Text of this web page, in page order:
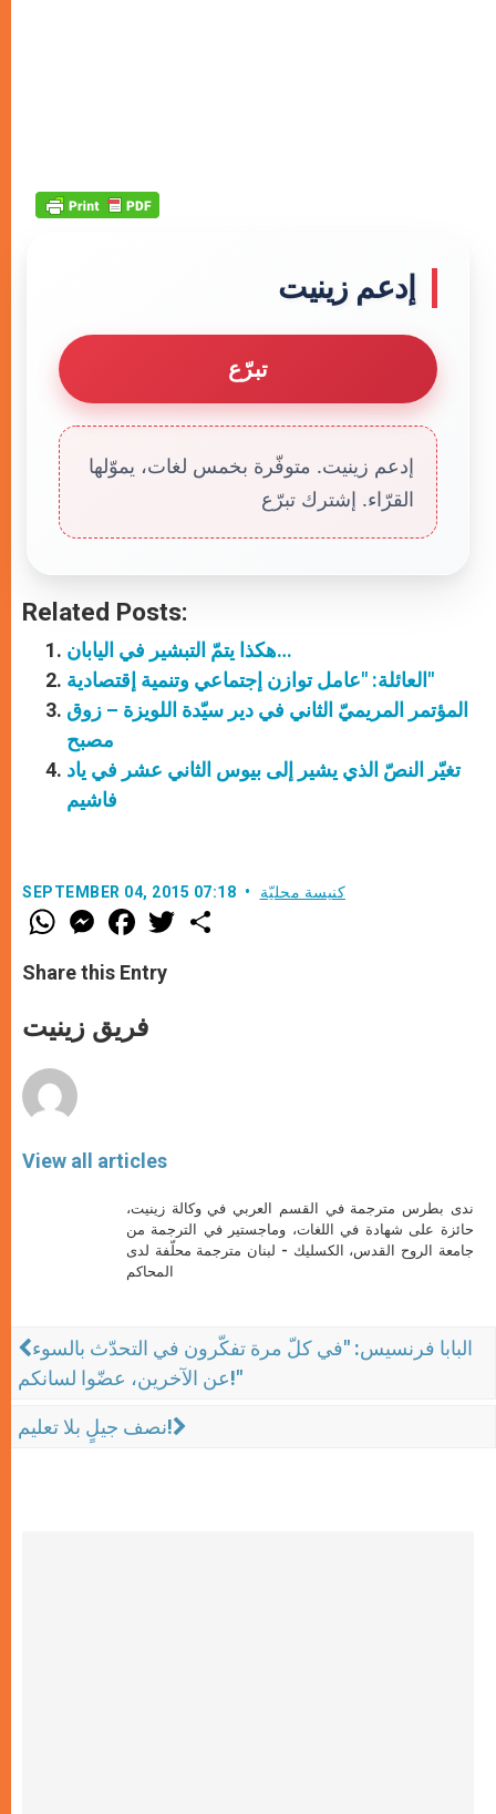
إدعم زينيت
تبرّع
إدعم زينيت. متوفّرة بخمس لغات، يموّلها
القرّاء. إشترك تبرّع
Related Posts:
هكذا يتمّ التبشير في اليابان…
العائلة: "عامل توازن إجتماعي وتنمية إقتصادية"
المؤتمر المريميّ الثاني في دير سيّدة اللويزة – زوق
مصبح
تغيّر النصّ الذي يشير إلى بيوس الثاني عشر في ياد
فاشيم
SEPTEMBER 04, 2015 07:18 كنيسة محليّة
W
h
t
s
p
p
M
e
s
e
g
e
F
a
e
b
o
k
w
Share this Entry
فريق زينيت
View all articles
ندى بطرس مترجمة في القسم العربي في وكالة زينيت،
حائزة على شهادة في اللغات، وماجستير في الترجمة من
جامعة الروح القدس، الكسليك - لبنان مترجمة محلّفة لدى
المحاكم
البابا فرنسيس: "في كلّ مرة تفكّرون في التحدّث بالسوء
عن الآخرين، عضّوا لسانكم!"
نصف جيلٍ بلا تعليم!